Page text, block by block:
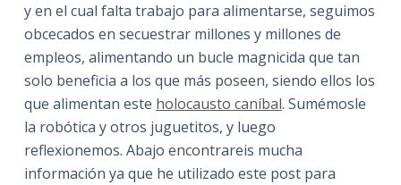
y en el cual falta trabajo para alimentarse, seguimos
obcecados en secuestrar millones y millones de
empleos, alimentando un bucle magnicida que tan
solo beneficia a los que más poseen, siendo ellos los
que alimentan este holocausto caníbal. Sumémosle
la robótica y otros juguetitos, y luego
reflexionemos. Abajo encontrareis mucha
información ya que he utilizado este post para